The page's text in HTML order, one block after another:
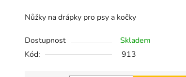
produktu
0,0
z
Nůžky na drápky pro psy a kočky
Dostupnost
Skladem
Kód:
913